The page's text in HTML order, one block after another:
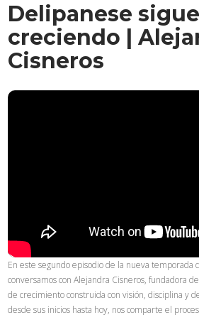
Delipanese sigue
creciendo |
Cisneros
En este segundo episodio de la nueva temporada
conversamos con Alejandra Cisneros, fundadora
de crecimiento construida con visión, disciplina y
desde sus inicios hasta hoy, nos comparte el